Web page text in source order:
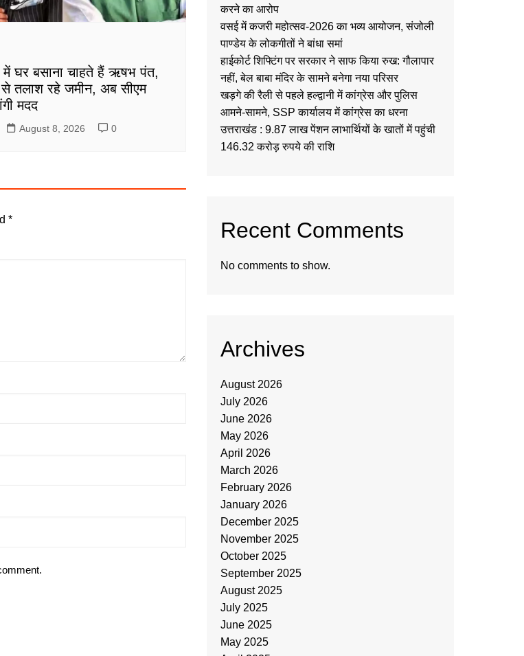
में घर बसाना चाहते हैं ऋषभ पंत,
तलाश रहे जमीन, अब सीएम
मदद
August 8, 2026 0
*
करने का आरोप
वसई में कजरी महोत्सव-2026 का भव्य आयोजन, संजोली
पाण्डेय के लोकगीतों ने बांधा समां
हाईकोर्ट शिफ्टिंग पर सरकार ने साफ किया रुख: गौलापार
नहीं, बेल बाबा मंदिर के सामने बनेगा नया परिसर
खड़गे की रैली से पहले हल्द्वानी में कांग्रेस और पुलिस
आमने-सामने, SSP कार्यालय में कांग्रेस का धरना
उत्तराखंड : 9.87 लाख पेंशन लाभार्थियों के खातों में पहुंची
146.32 करोड़ रुपये की राशि
Recent Comments
No comments to show.
Archives
August 2026
July 2026
June 2026
May 2026
April 2026
March 2026
February 2026
January 2026
December 2025
November 2025
October 2025
September 2025
August 2025
July 2025
June 2025
May 2025